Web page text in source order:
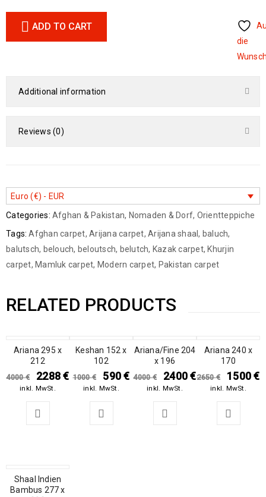
ADD TO CART
die
Additional information
Reviews (0)
Euro (€) - EUR
Categories: Afghan & Pakistan, Nomaden & Dorf, Orientteppiche
Tags: Afghan carpet, Arijana carpet, Arijana shaal, baluch,
balutsch, belouch, beloutsch, belutch, Kazak carpet,Khurjin
carpet, Mamluk carpet, Modern carpet, Pakistan carpet
RELATED PRODUCTS
SALE
Ariana 295 x
212
4000€ 2288€
inkl. MwSt.
SALE
Keshan 152 x
102
1000€ 590€
inkl. MwSt.
SALE
Ariana/Fine 204
x 196
4000€ 2400€
inkl. MwSt.
SALE
Ariana 240 x
170
2650€ 1500€
inkl. MwSt.
SALE
Shaal Indien
Bambus 277 x